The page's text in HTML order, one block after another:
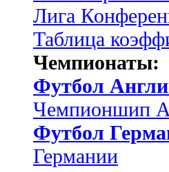
Лига
Таблица
Чемпионаты:
Футбол
Чемпионшип
Футбол
Германии